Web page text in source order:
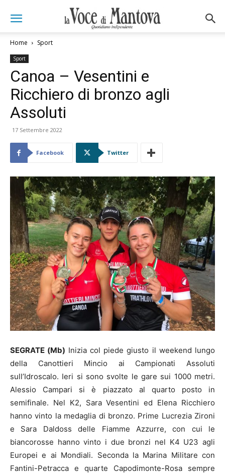
Home Sport
Sport
Canoa – Vesentini e
Ricchiero di bronzo agli
Assoluti
17 Settembre 2022
Facebook Twitter
SEGRATE (Mb) Inizia col piede giusto il weekend lungo
della Canottieri Mincio ai Campionati Assoluti
sull’Idroscalo. Ieri si sono svolte le gare sui 1000 metri.
Alessio Campari si è piazzato al quarto posto in
semifinale. Nel K2, Sara Vesentini ed Elena Ricchiero
hanno vinto la medaglia di bronzo. Prime Lucrezia Zironi
e Sara Daldoss delle Fiamme Azzurre, con cui le
biancorosse hanno vinto i due bronzi nel K4 U23 agli
Europei e ai Mondiali. Seconda la Marina Militare con
Fantini-Petracca e quarte Capodimonte-Rosa sempre